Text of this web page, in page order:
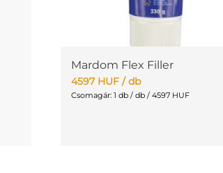
Mardom Flex Filler
4597 HUF / db
Csomagár: 1 db / db / 4597 HUF